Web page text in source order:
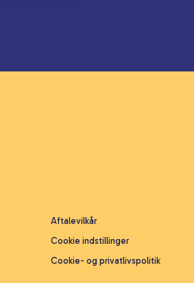
Aftalevilkår
Cookie indstillinger
Cookie- og privatlivspolitik